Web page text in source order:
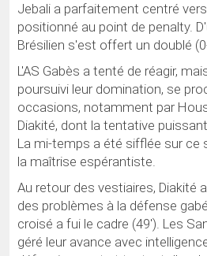
Jebali a parfaitement centré
positionné au point de penalty.
Brésilien s'est offert un doublé
L'AS Gabès a tenté de réagir,
poursuivi leur domination, se
occasions, notamment par
Diakité, dont la tentative
La mi-temps a été sifflée sur ce
la maîtrise espérantiste.
Au retour des vestiaires, Diakité
des problèmes à la défense
croisé a fui le cadre (49'). Les
géré leur avance avec